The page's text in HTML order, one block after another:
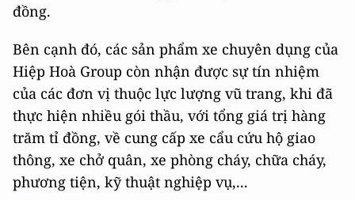
đồng.
Bên cạnh đó, các sản phẩm xe chuyên dụng của
Hiệp Hoà Group còn nhận được sự tín nhiệm
của các đơn vị thuộc lực lượng vũ trang, khi đã
thực hiện nhiều gói thầu, với tổng giá trị hàng
trăm tỉ đồng, về cung cấp xe cẩu cứu hộ giao
thông, xe chở quân, xe phòng cháy, chữa cháy,
phương tiện, kỹ thuật nghiệp vụ,...